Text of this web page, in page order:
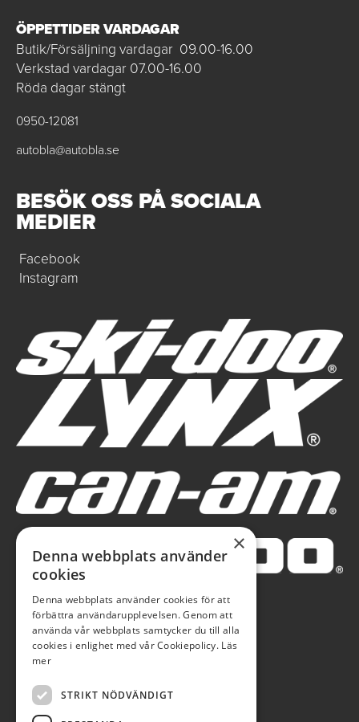
ÖPPETTIDER VARDAGAR
Butik/Försäljning vardagar 09.00-16.00
Verkstad vardagar 07.00-16.00
Röda dagar stängt
0950-12081
autobla@autobla.se
BESÖK OSS PÅ SOCIALA
MEDIER
Facebook
Instagram
×
Denna webbplats använder
cookies
Denna webbplats använder cookies för att
förbättra användarupplevelsen. Genom att
använda vår webbplats samtycker du till alla
cookies i enlighet med vår Cookiepolicy. Läs
mer
STRIKT NÖDVÄNDIGT